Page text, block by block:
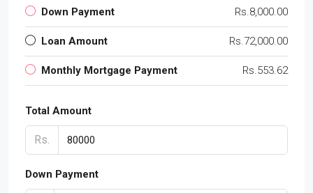
Down Payment Rs.8,000.00
Loan Amount Rs.72,000.00
Monthly Mortgage Payment Rs.553.62
Total Amount
Rs.
Down Payment